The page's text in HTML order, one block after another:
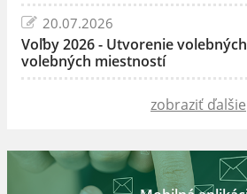
20.07.2026
Voľby 2026 - Utvorenie
volebných miestností
zobraziť ďalšie